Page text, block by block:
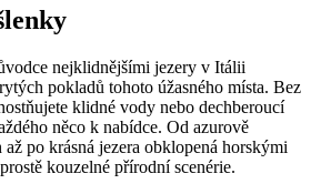
nejklidnějšími jezery v Itálii
pokladů tohoto úžasného místa. Bez
klidné vody nebo dechberoucí
něco k nabídce. Od azurově
po krásná jezera obklopená horskými
kouzelné přírodní scenérie.